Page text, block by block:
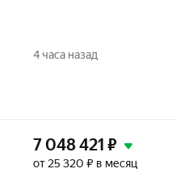
4 часа назад
7 048 421 ₽
от 25 320 ₽ в месяц